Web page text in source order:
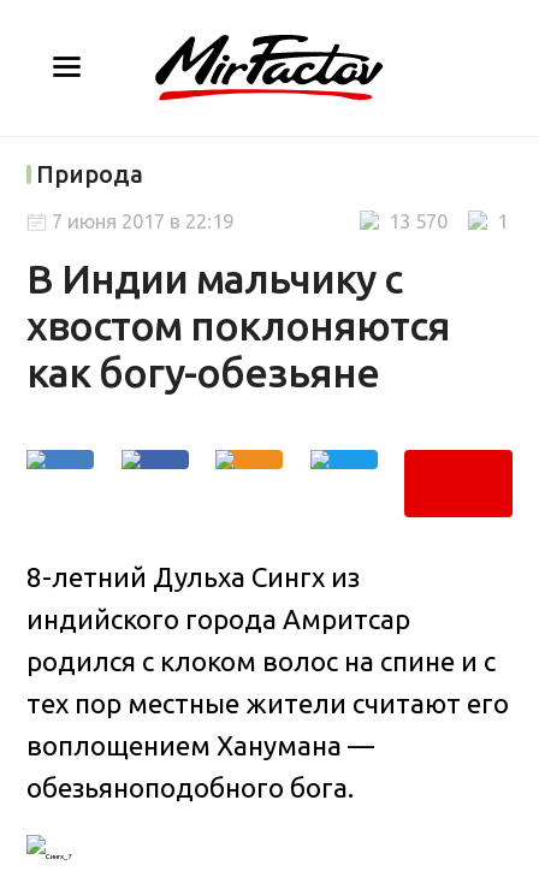
Природа
В Индии мальчику с
хвостом поклоняются
как богу-обезьяне
1
13 570
7 июня 2017 в 22:19
8-летний Дульха Сингх из
индийского города Амритсар
родился с клоком волос на спине и с
тех пор местные жители считают его
воплощением Ханумана —
обезьяноподобного бога.